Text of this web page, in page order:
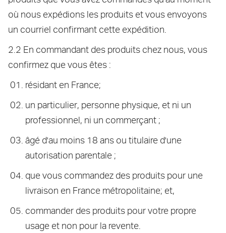
où nous expédions les produits et vous envoyons
un courriel confirmant cette expédition.
2.2 En commandant des produits chez nous, vous
confirmez que vous êtes :
résidant en France;
un particulier, personne physique, et ni un
professionnel, ni un commerçant ;
âgé d'au moins 18 ans ou titulaire d'une
autorisation parentale ;
que vous commandez des produits pour une
livraison en France métropolitaine; et,
commander des produits pour votre propre
usage et non pour la revente.